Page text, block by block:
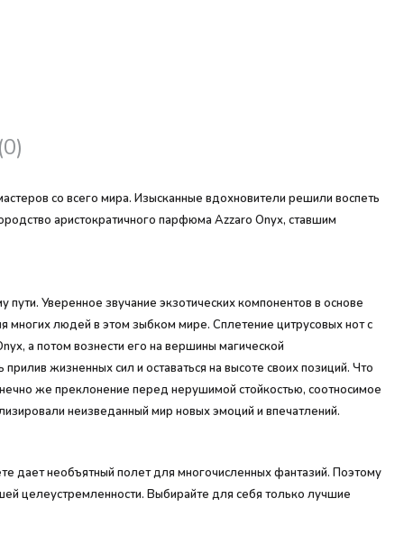
со всего мира. Изысканные вдохновители решили воспеть
аристократичного парфюма Azzaro Onyx, ставшим
Уверенное звучание экзотических компонентов в основе
многих людей в этом зыбком мире. Сплетение цитрусовых нот с
а потом вознести его на вершины магической
жизненных сил и оставаться на высоте своих позиций. Что
же преклонение перед нерушимой стойкостью, соотносимое
неизведанный мир новых эмоций и впечатлений.
дает необъятный полет для многочисленных фантазий. Поэтому
целеустремленности. Выбирайте для себя только лучшие